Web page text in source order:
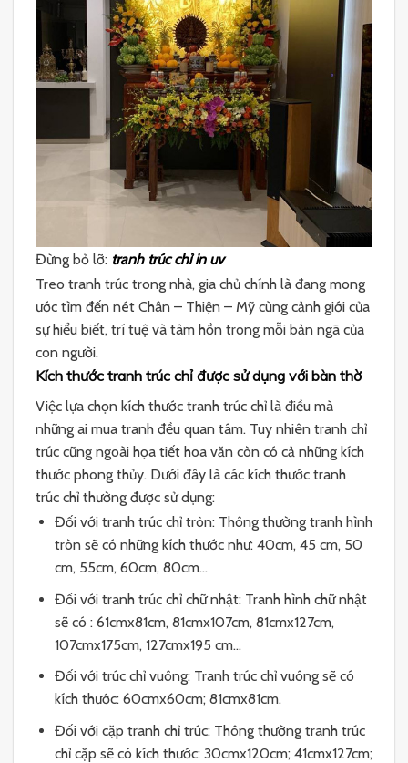
Đừng bỏ lỡ: tranh trúc chỉ in uv
Treo tranh trúc trong nhà, gia chủ chính là đang mong
ước tìm đến nét Chân – Thiện – Mỹ cùng cảnh giới của
sự hiểu biết, trí tuệ và tâm hồn trong mỗi bản ngã của
con người.
Kích thước tranh trúc chỉ được sử dụng với bàn thờ
Việc lựa chọn kích thước tranh trúc chỉ là điều mà
những ai mua tranh đều quan tâm. Tuy nhiên tranh chỉ
trúc cũng ngoài họa tiết hoa văn còn có cả những kích
thước phong thủy. Dưới đây là các kích thước tranh
trúc chỉ thường được sử dụng:
Đối với tranh trúc chỉ tròn: Thông thường tranh hình
tròn sẽ có những kích thước như: 40cm, 45 cm, 50
cm, 55cm, 60cm, 80cm…
Đối với tranh trúc chỉ chữ nhật: Tranh hình chữ nhật
sẽ có : 61cmx81cm, 81cmx107cm, 81cmx127cm,
107cmx175cm, 127cmx195 cm…
Đối với trúc chỉ vuông: Tranh trúc chỉ vuông sẽ có
kích thước: 60cmx60cm; 81cmx81cm.
Đối với cặp tranh chỉ trúc: Thông thường tranh trúc
chỉ cặp sẽ có kích thước: 30cmx120cm; 41cmx127cm;